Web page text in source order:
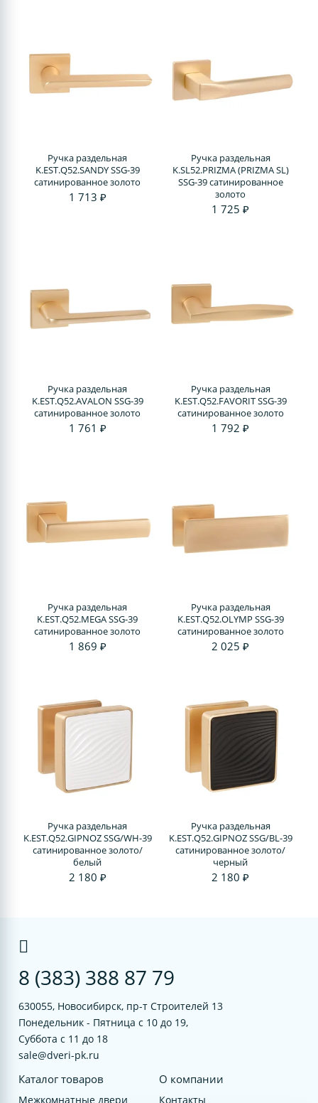
Ручка раздельная
K.EST.Q52.SANDY SSG-39
сатинированное золото
1 713 ₽
Ручка раздельная
K.SL52.PRIZMA (PRIZMA SL)
SSG-39 сатинированное
золото
1 725 ₽
Ручка раздельная
K.EST.Q52.AVALON SSG-39
сатинированное золото
1 761 ₽
Ручка раздельная
K.EST.Q52.FAVORIT SSG-39
сатинированное золото
1 792 ₽
Ручка раздельная
K.EST.Q52.MEGA SSG-39
сатинированное золото
1 869 ₽
Ручка раздельная
K.EST.Q52.OLYMP SSG-39
сатинированное золото
2 025 ₽
Ручка раздельная
K.EST.Q52.GIPNOZ SSG/WH-39
сатинированное золото/
белый
2 180 ₽
Ручка раздельная
K.EST.Q52.GIPNOZ SSG/BL-39
сатинированное золото/
черный
2 180 ₽
8 (383) 388 87 79
630055, Новосибирск, пр-т Строителей 13
Понедельник - Пятница с 10 до 19,
Суббота с 11 до 18
sale@dveri-pk.ru
Каталог товаров
Межкомнатные двери
О компании
Контакты